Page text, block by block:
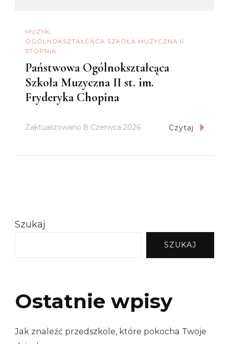
MUZYK
OGÓLNOKSZTAŁCĄCA SZKOŁA MUZYCZNA II
STOPNIA
Państwowa Ogólnokształcąca
Szkoła Muzyczna II st. im.
Fryderyka Chopina
Zaktualizowano 8 Czerwca 2026 Czytaj
Szukaj
SZUKAJ
Ostatnie wpisy
Jak znaleźć przedszkole, które pokocha Twoje